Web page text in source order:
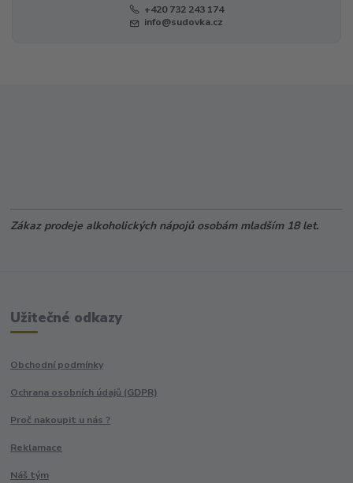
+420 732 243 174
info@sudovka.cz
Zákaz prodeje alkoholických nápojů osobám mladším 18 let.
Užitečné odkazy
Obchodní podmínky
Ochrana osobních údajů (GDPR)
Proč nakoupit u nás ?
Reklamace
Náš tým